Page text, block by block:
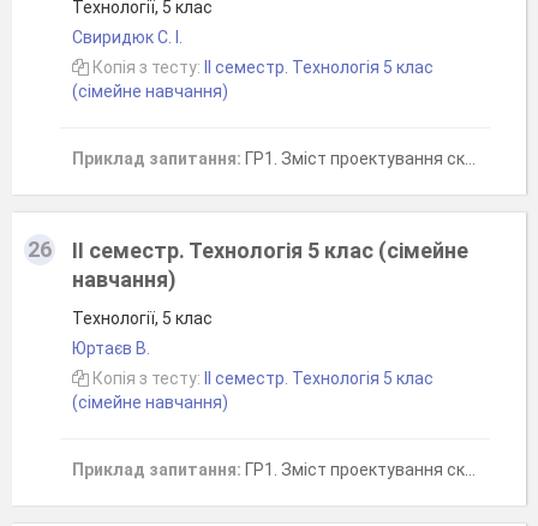
Технології, 5 клас
Свиридюк С. І.
Копія з тесту:
ІІ семестр. Технологія 5 клас
(сімейне навчання)
Приклад запитання: ГР1. Зміст проектування складається з етапів, які взаємопов'язані між собою й найефективніше розкривають послідовність розроблення та виконання проєкту, отже який етап йде перший
26
ІІ семестр. Технологія 5 клас (сімейне
навчання)
Технології, 5 клас
Юртаєв В.
Копія з тесту:
ІІ семестр. Технологія 5 клас
(сімейне навчання)
Приклад запитання: ГР1. Зміст проектування складається з етапів, які взаємопов'язані між собою й найефективніше розкривають послідовність розроблення та виконання проєкту, отже який етап йде перший